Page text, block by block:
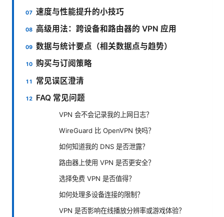
速度与性能提升的小技巧
高级用法：跨设备和路由器的 VPN 应用
数据与统计要点（相关数据点与趋势）
购买与订阅策略
常见误区澄清
FAQ 常见问题
VPN 会不会记录我的上网日志？
WireGuard 比 OpenVPN 快吗？
如何知道我的 DNS 是否泄露？
路由器上使用 VPN 是否更安全？
选择免费 VPN 是否值得？
如何处理多设备连接的限制？
VPN 是否影响在线播放分辨率或游戏体验？